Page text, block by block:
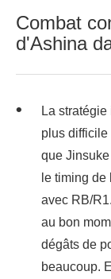
Combat
d'Ashina
La
plus difficile
que
le timing
avec RB/
au bon
dégâts de
beaucoup.